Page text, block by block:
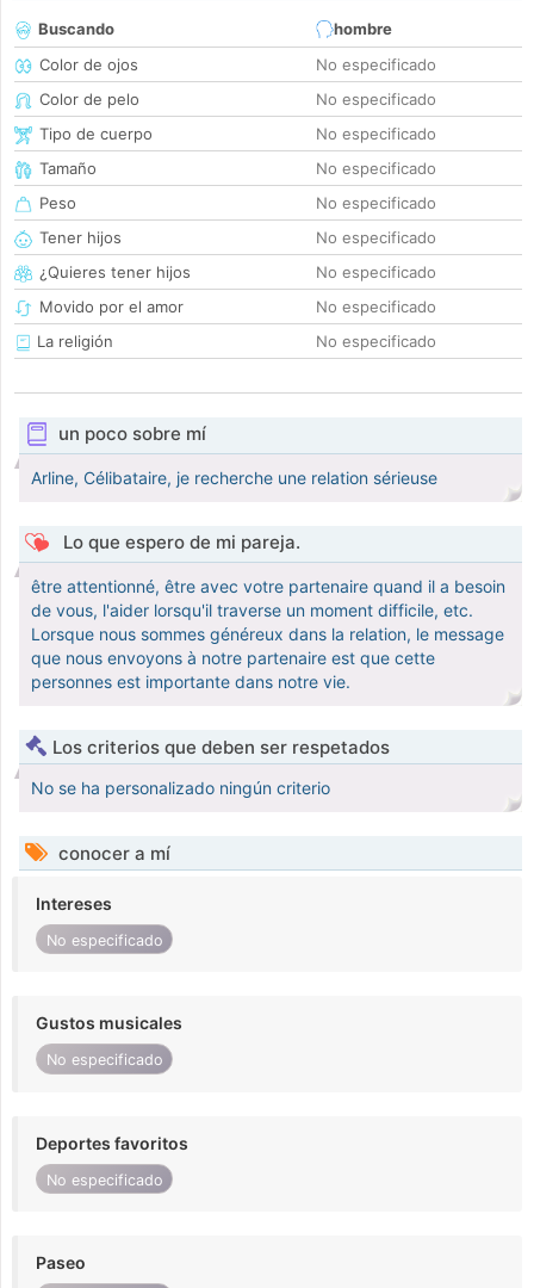
Buscando
hombre
Color de ojos
No especificado
Color de pelo
No especificado
Tipo de cuerpo
No especificado
Tamaño
No especificado
Peso
No especificado
Tener hijos
No especificado
¿Quieres tener hijos
No especificado
Movido por el amor
No especificado
La religión
No especificado
un poco sobre mí
Arline, Célibataire, je recherche une relation sérieuse
Lo que espero de mi pareja.
être attentionné, être avec votre partenaire quand il a besoin
de vous, l'aider lorsqu'il traverse un moment difficile, etc.
Lorsque nous sommes généreux dans la relation, le message
que nous envoyons à notre partenaire est que cette
personnes est importante dans notre vie.
Los criterios que deben ser respetados
No se ha personalizado ningún criterio
conocer a mí
Intereses
No especificado
Gustos musicales
No especificado
Deportes favoritos
No especificado
Paseo